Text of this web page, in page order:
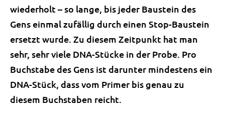
wiederholt – so lange, bis jeder Baustein des
Gens einmal zufällig durch einen Stop-Baustein
ersetzt wurde. Zu diesem Zeitpunkt hat man
sehr, sehr viele DNA-Stücke in der Probe. Pro
Buchstabe des Gens ist darunter mindestens ein
DNA-Stück, dass vom Primer bis genau zu
diesem Buchstaben reicht.